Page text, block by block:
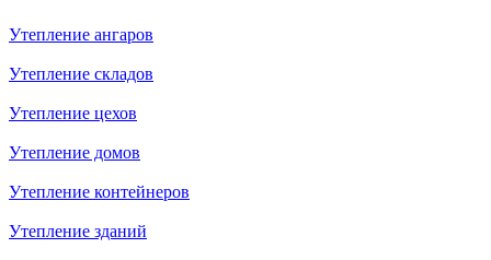
Утепление aнгаров
Утепление складов
Утепление цехов
Утепление домов
Утепление контейнеров
Утепление зданий